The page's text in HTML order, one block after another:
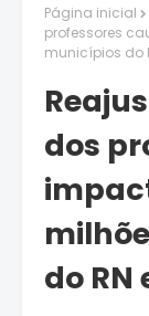
Página inicial
professores
municípios do
dos
do RN